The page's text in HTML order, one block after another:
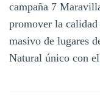
campaña 7
promover la
masivo de lugares
Natural único con